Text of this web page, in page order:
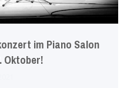
im Piano Salon
Oktober!